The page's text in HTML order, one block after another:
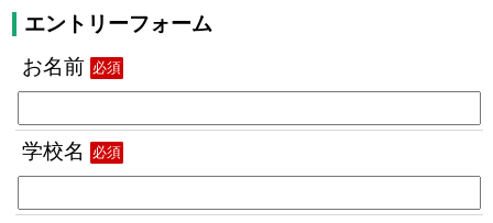
エントリーフォーム
お名前 必須
学校名 必須